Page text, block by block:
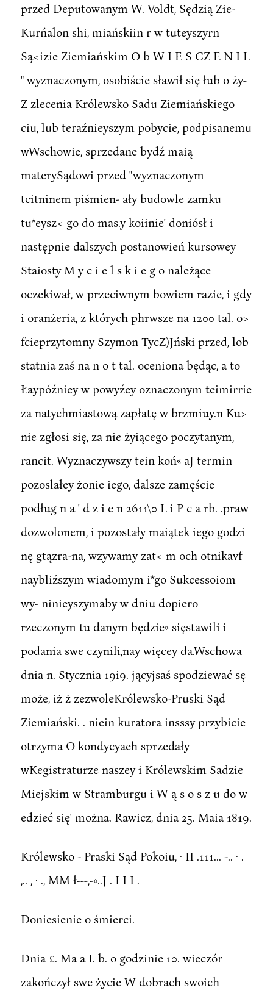
przed Deputowanym W. Voldt, Sędzią Zie-
Kurńalon shi, miańskiin r w tuteyszyrn
Są<izie Ziemiańskim O b W I E S CZ E N I L
" wyznaczonym, osobiście sławił się łub o ży-
Z zlecenia Królewsko Sadu Ziemiańskiego
ciu, lub teraźnieyszym pobycie, podpisanemu
wWschowie, sprzedane bydź maią
materySądowi przed "wyznaczonym
tcitninem piśmien- ały budowle zamku
tu*eysz< go do mas.y koiinie' doniósł i
następnie dalszych postanowień kursowey
Staiosty M y c i e l s k i e g o należące
oczekiwał, w przeciwnym bowiem razie, i gdy
i oranżeria, z których phrwsze na 1200 tal. o>
fcieprzytomny Szymon TycZ)Jński przed, lob
statnia zaś na n o t tal. oceniona będąc, a to
Łaypóźniey w powyźey oznaczonym teimirrie
za natychmiastową zapłatę w brzmiuy.n Ku>
nie zgłosi się, za nie żyiącego poczytanym,
rancit. Wyznaczywszy tein koń« aJ termin
pozoslałey żonie iego, dalsze zamęście
podług n a ' d z i e n 2611\0 L i P c a rb. .praw
dozwolonem, i pozostały maiątek iego godzi
nę gtązra-na, wzywamy zat< m och otnikavf
naybliźszym wiadomym i*go Sukcessoiom
wy- ninieyszymaby w dniu dopiero
rzeczonym tu danym będzie» sięstawili i
podania swe czynili,nay więcey da.Wschowa
dnia n. Stycznia 19i9. jącyjsaś spodziewać sę
może, iż ż zezwoleKrólewsko-Pruski Sąd
Ziemiański. . niein kuratora insssy przybicie
otrzyma O kondycyaeh sprzedały
wKegistraturze naszey i Królewskim Sadzie
Miejskim w Stramburgu i W ą s o s z u do w
edzieć się' można. Rawicz, dnia 25. Maia 1819.
Królewsko - Praski Sąd Pokoiu, · II .111... -.. · .
,.. , · ., MM ł---,-«..J . I I I .
Doniesienie o śmierci.
Dnia £. Ma a I. b. o godzinie 10. wieczór
zakończył swe życie W dobrach swoich